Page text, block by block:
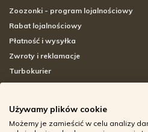
Zoozonki - program lojalnościowy
Rabat lojalnościowy
Płatność i wysyłka
Zwroty i reklamacje
Turbokurier
Adresy sklepów stacjonarnych
Używamy plików cookie
Możemy je zamieścić w celu analizy